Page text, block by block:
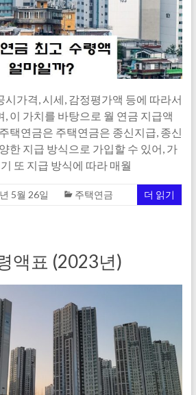
시가격, 시세, 감정평가액 등에 따라서
이 가치를 바탕으로 월 연금 지급액
택연금은 주택연금은 종신지급, 종신
한 지급 방식으로 가입할 수 있어, 가
또 지급 방식에 따라 매월
5월 26일 주택연금 더 읽기
액표 (2023년)